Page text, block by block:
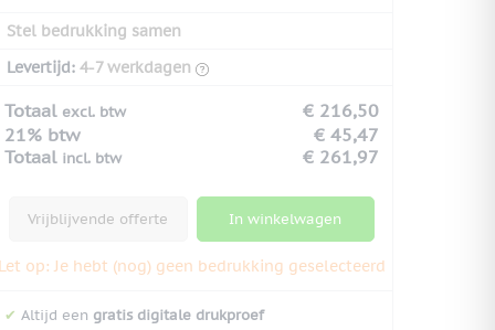
Stel bedrukking samen
Levertijd: 4-7 werkdagen
Totaal excl. btw
€ 216,50
21% btw
€ 45,47
Totaal incl. btw € 261,97
Vrijblijvende offerte In winkelwagen
op: Je hebt (nog) geen bedrukking geselecteerd
✔ Altijd een gratis digitale drukproef